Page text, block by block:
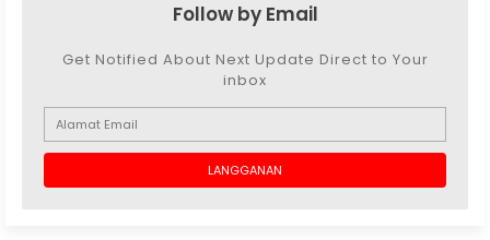
Follow by Email
Get Notified About Next Update Direct to Your
inbox